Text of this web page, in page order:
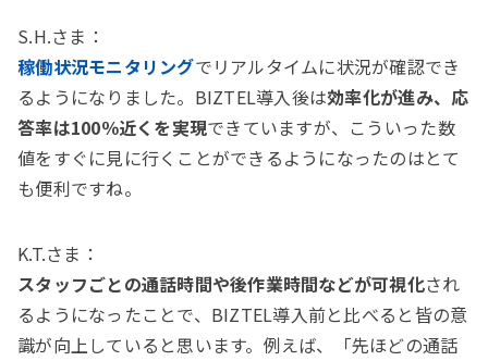
S.H.さま：
稼働状況モニタリングでリアルタイムに状況が確認でき
るようになりました。BIZTEL導入後は効率化が進み、応
答率は100％近くを実現できていますが、こういった数
値をすぐに見に行くことができるようになったのはとて
も便利ですね。
K.T.さま：
スタッフごとの通話時間や後作業時間などが可視化され
るようになったことで、BIZTEL導入前と比べると皆の意
識が向上していると思います。例えば、「先ほどの通話